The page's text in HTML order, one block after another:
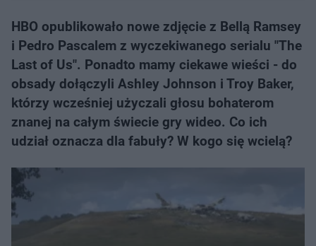
HBO opublikowało nowe zdjęcie z Bellą Ramsey
i Pedro Pascalem z wyczekiwanego serialu "The
Last of Us". Ponadto mamy ciekawe wieści - do
obsady dołączyli Ashley Johnson i Troy Baker,
którzy wcześniej użyczali głosu bohaterom
znanej na całym świecie gry wideo. Co ich
udział oznacza dla fabuły? W kogo się wcielą?